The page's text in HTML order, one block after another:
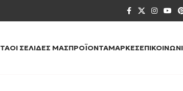
ΟΙ ΣΕΛΊΔΕΣ ΜΑΣΠΡΟΪΌΝΤΑΜΆΡΚΕΣ